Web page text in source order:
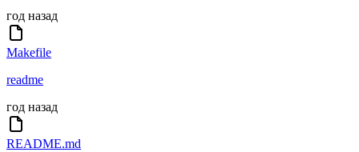
год назад
Makefile
readme
год назад
README.md